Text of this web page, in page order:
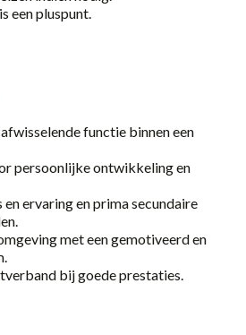
een pluspunt.
functie binnen een
persoonlijke ontwikkeling en
en ervaring en prima secundaire
met een gemotiveerd en
bij goede prestaties.